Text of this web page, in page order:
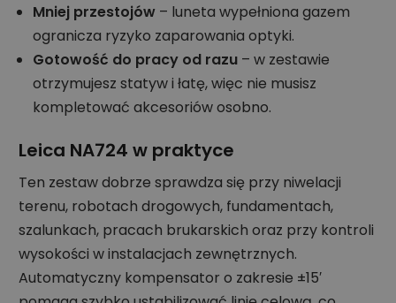
Mniej przestojów – luneta wypełniona gazem
ogranicza ryzyko zaparowania optyki.
Gotowość do pracy od razu – w zestawie
otrzymujesz statyw i łatę, więc nie musisz
kompletować akcesoriów osobno.
Leica NA724 w praktyce
Ten zestaw dobrze sprawdza się przy niwelacji
terenu, robotach drogowych, fundamentach,
szalunkach, pracach brukarskich oraz przy kontroli
wysokości w instalacjach zewnętrznych.
Automatyczny kompensator o zakresie ±15′